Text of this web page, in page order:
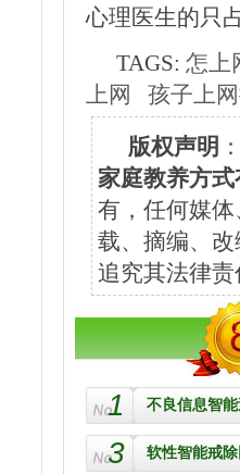
心理医生的只
TAGS: 怎上
上网
孩子上
版权声明
家庭教养方式
有，任何媒
载、摘编、
追究其法律责
1 不良信息智
3 软性智能戒